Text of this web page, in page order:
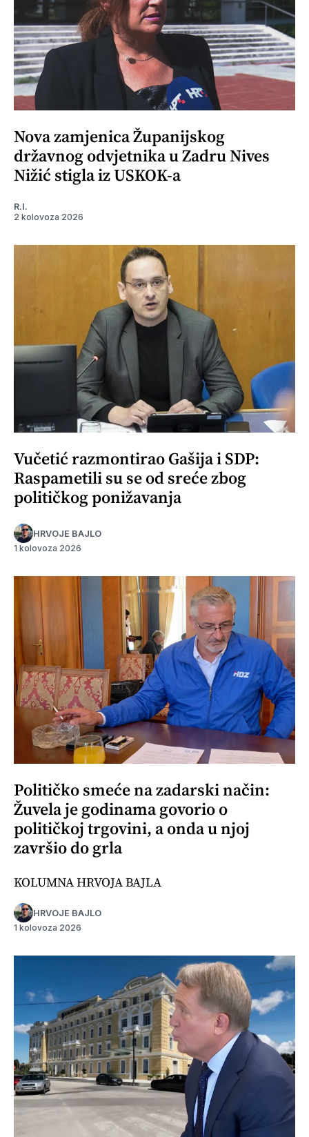
Nova zamjenica Županijskog
državnog odvjetnika u Zadru Nives
Nižić stigla iz USKOK-a
R.I.
2 kolovoza 2026
Vučetić razmontirao Gašija i SDP:
Raspametili su se od sreće zbog
političkog ponižavanja
HRVOJE BAJLO
1 kolovoza 2026
Političko smeće na zadarski način:
Žuvela je godinama govorio o
političkoj trgovini, a onda u njoj
završio do grla
KOLUMNA HRVOJA BAJLA
HRVOJE BAJLO
1 kolovoza 2026